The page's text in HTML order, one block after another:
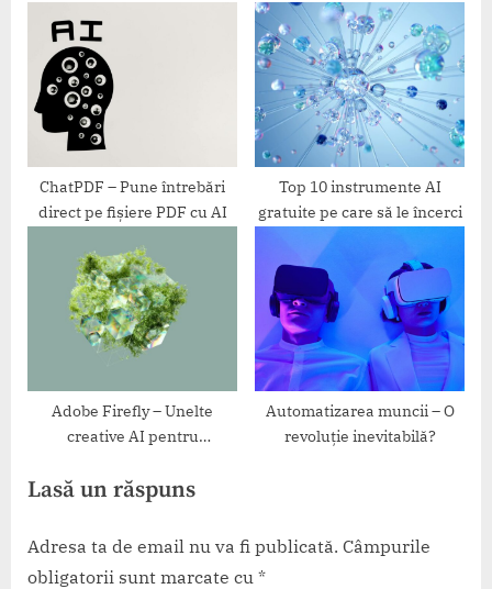
media
ChatPDF – Pune întrebări
direct pe fișiere PDF cu AI
Top 10 instrumente AI
gratuite pe care să le încerci
Adobe Firefly – Unelte
creative AI pentru
Automatizarea muncii – O
revoluție inevitabilă?
Lasă un răspuns
Adresa ta de email nu va fi publicată. Câmpurile
obligatorii sunt marcate cu *